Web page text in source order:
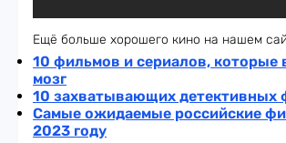
Ещё больше хорошего кино на нашем
10 фильмов и сериалов, которые
мозг
10 захватывающих детективных
Самые ожидаемые российские
2023 году